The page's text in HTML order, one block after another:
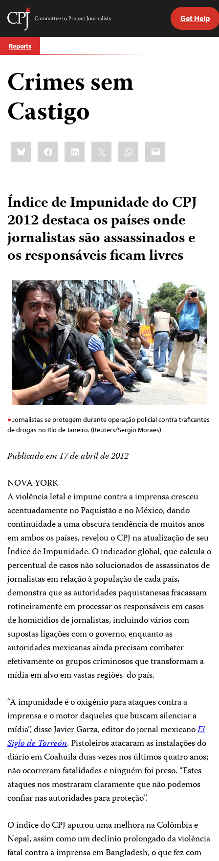
Skip
to
Committee
Journalists
Get Help
Reports
Crimes sem
Castigo
Share
this:BlueskyFacebookLinkedIn WhatsApp
Email
Índice de Impunidade do CPJ
2012 destaca os países onde
jornalistas são assassinados e
os responsáveis ficam livres
Jornalistas se protegem durante operação policial contra traficantes
de drogas no Rio de Janeiro. (Reuters/Sergio Moraes)
Publicado em 17 de abril de 2012
NOVA YORK
A violência letal e impune contra a imprensa cresceu
acentuadamente no Paquistão e no México, dando
continuidade a uma obscura tendência de muitos anos
em ambos os países, revelou o CPJ na atualização de seu
Índice de Impunidade. O indicador global, que calcula o
percentual de casos não solucionados de assassinatos de
jornalistas em relação à população de cada país,
demonstra que as autoridades paquistanesas fracassam
rotineiramente em processar os responsáveis em casos
de homicídios de jornalistas, incluindo vários com
supostas ligações com o governo, enquanto as
autoridades mexicanas ainda precisam combater
efetivamente os grupos criminosos que transformam a
mídia em alvo em vastas regiões do país.
“A impunidade é o oxigênio para ataques contra a
imprensa e o motor daqueles que buscam silenciar a
mídia”, disse Javier Garza, editor do jornal mexicanoEl
Siglo de Torreón. Pistoleiros atacaram as instalações do
diário em Coahuila duas vezes nos últimos quatro anos;
não ocorreram fatalidades e ninguém foi preso. “Estes
ataques nos mostraram claramente que não podemos
confiar nas autoridades para proteção”.
O índice do CPJ apurou uma melhora na Colômbia e
Nepal, assim como um declínio prolongado da violência
fatal contra a imprensa em Bangladesh, o que fez com